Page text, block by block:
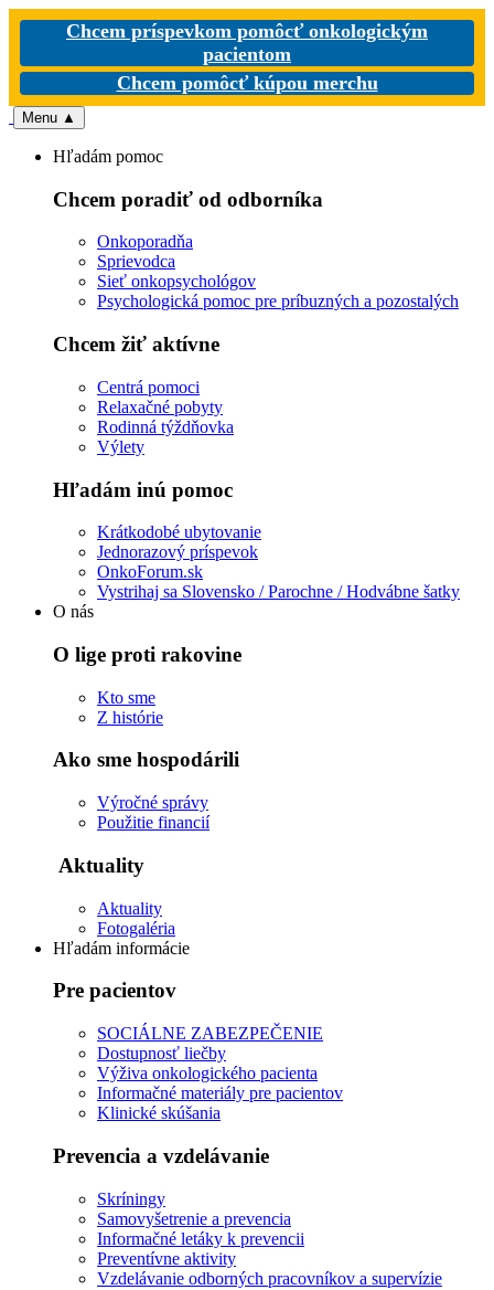
Chcem príspevkom pomôcť onkologickým
pacientom
Chcem pomôcť kúpou merchu
Menu ▲
Hľadám pomoc
Chcem poradiť od odborníka
Onkoporadňa
Sprievodca
Sieť onkopsychológov
Psychologická pomoc pre príbuzných a pozostalých
Chcem žiť aktívne
Centrá pomoci
Relaxačné pobyty
Rodinná týždňovka
Výlety
Hľadám inú pomoc
Krátkodobé ubytovanie
Jednorazový príspevok
OnkoForum.sk
Vystrihaj sa Slovensko / Parochne / Hodvábne šatky
O nás
O lige proti rakovine
Kto sme
Z histórie
Ako sme hospodárili
Výročné správy
Použitie financií
Aktuality
Aktuality
Fotogaléria
Hľadám informácie
Pre pacientov
SOCIÁLNE ZABEZPEČENIE
Dostupnosť liečby
Výživa onkologického pacienta
Informačné materiály pre pacientov
Klinické skúšania
Prevencia a vzdelávanie
Skríningy
Samovyšetrenie a prevencia
Informačné letáky k prevencii
Preventívne aktivity
Vzdelávanie odborných pracovníkov a supervízie